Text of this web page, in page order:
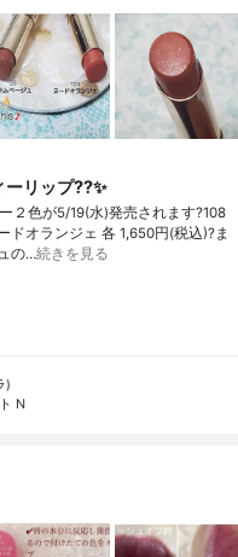
リップ??✨
２色が5/19(水)発売されます?108
ドオランジェ 各 1,650円(税込)?ま
の…続きを見る
)
N